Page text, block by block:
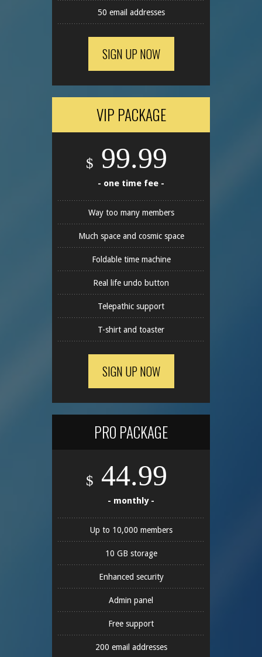
50 email addresses
SIGN UP NOW
VIP PACKAGE
$ 99.99
- one time fee -
Way too many members
Much space and cosmic space
Foldable time machine
Real life undo button
Telepathic support
T-shirt and toaster
SIGN UP NOW
PRO PACKAGE
$ 44.99
- monthly -
Up to 10,000 members
10 GB storage
Enhanced security
Admin panel
Free support
200 email addresses